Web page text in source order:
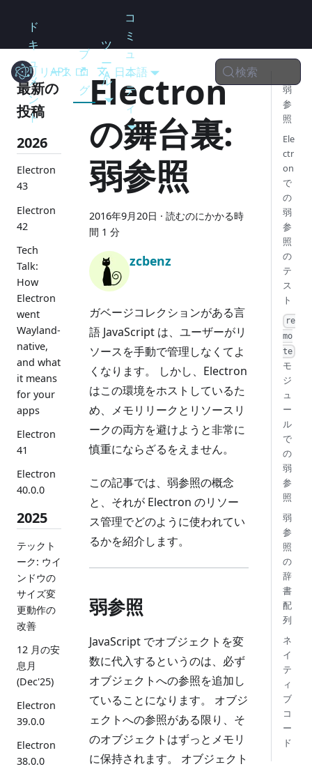
Electron
ド
キ
ュ
メ
ン
ト
API
ブ
ロ
グ
ツ
ー
ル
コ
ミ
ュ
ニ
テ
ィ
リリース 日本語 検索
最新の
投稿
2026
Electron
43
Electron
42
Tech
Talk:
How
Electron
went
Wayland-
native,
and what
it means
for your
apps
Electron
41
Electron
40.0.0
2025
テックト
ーク: ウイ
ンドウの
サイズ変
更動作の
改善
12 月の安
息月
(Dec'25)
Electron
39.0.0
Electron
38.0.0
Electron
の舞台裏:
弱参照
2016年9月20日 · 読むのにかかる時
間 1 分
zcbenz
ガベージコレクションがある言
語 JavaScript は、ユーザーがリ
ソースを手動で管理しなくてよ
くなります。 しかし、Electron
はこの環境をホストしているた
め、メモリリークとリソースリ
ークの両方を避けようと非常に
慎重にならざるをえません。
この記事では、弱参照の概念
と、それが Electron のリソー
ス管理でどのように使われてい
るかを紹介します。
弱参照
JavaScript でオブジェクトを変
数に代入するというのは、必ず
オブジェクトへの参照を追加し
ていることになります。 オブジ
ェクトへの参照がある限り、そ
のオブジェクトはずっとメモリ
に保持されます。 オブジェクト
弱
参
照
Ele
ctr
on
で
の
弱
参
照
の
テ
ス
ト
re
mo
te
モ
ジ
ュ
ー
ル
で
の
弱
参
照
弱
参
照
の
辞
書
配
列
ネ
イ
テ
ィ
ブ
コ
ー
ド